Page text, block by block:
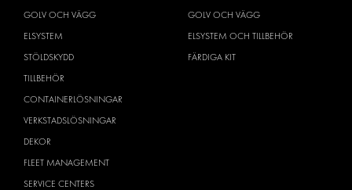
GOLV OCH VÄGG
ELSYSTEM
STÖLDSKYDD
TILLBEHÖR
CONTAINERLÖSNINGAR
VERKSTADSLÖSNINGAR
DEKOR
FLEET MANAGEMENT
SERVICE CENTERS
GOLV OCH VÄGG
ELSYSTEM OCH TILLBEHÖR
FÄRDIGA KIT